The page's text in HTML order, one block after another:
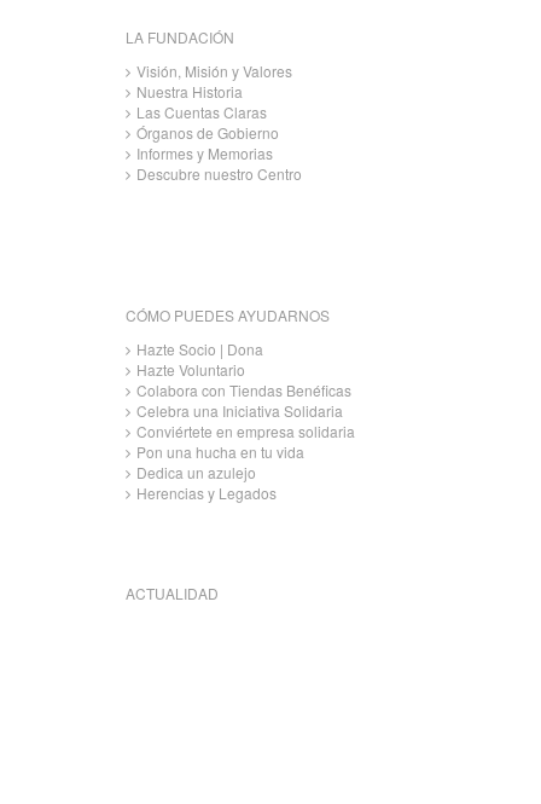
LA FUNDACIÓN
Visión, Misión y Valores
Nuestra Historia
Las Cuentas Claras
Órganos de Gobierno
Informes y Memorias
Descubre nuestro Centro
CÓMO PUEDES AYUDARNOS
Hazte Socio | Dona
Hazte Voluntario
Colabora con Tiendas Benéficas
Celebra una Iniciativa Solidaria
Conviértete en empresa solidaria
Pon una hucha en tu vida
Dedica un azulejo
Herencias y Legados
ACTUALIDAD